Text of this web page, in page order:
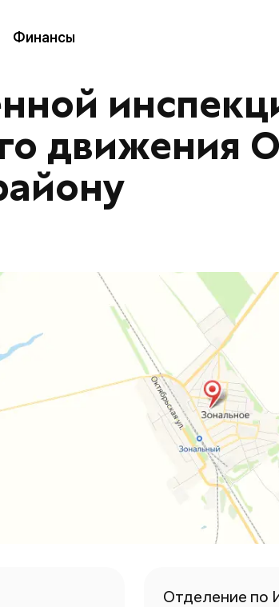
Финансы
движения
Отделение по